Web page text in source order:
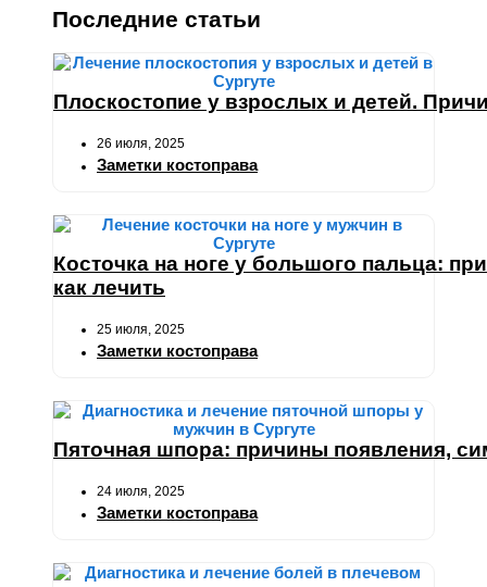
Последние статьи
Плоскостопие у взрослых и детей.
26 июля, 2025
Заметки костоправа
Косточка на ноге у большого пальца:
как лечить
25 июля, 2025
Заметки костоправа
Пяточная шпора: причины появления,
24 июля, 2025
Заметки костоправа